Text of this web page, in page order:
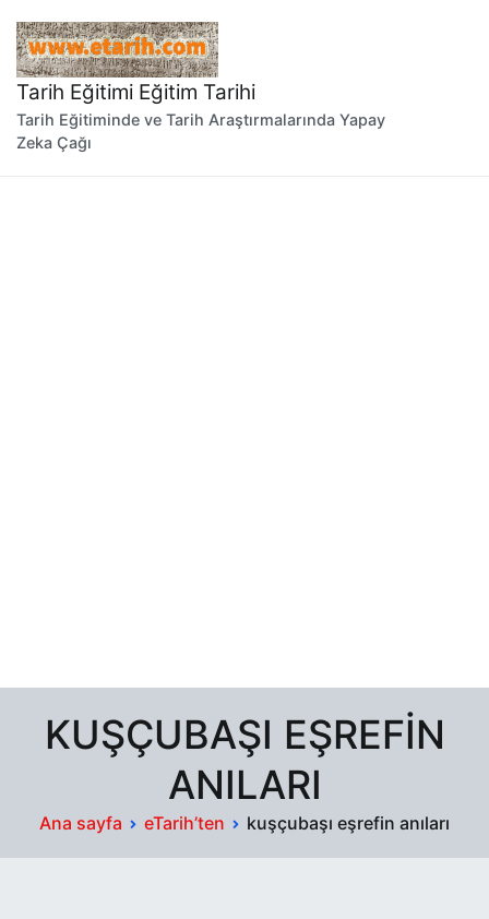
geç
Tarih Eğitimi Eğitim Tarihi
Tarih Eğitiminde ve Tarih Araştırmalarında Yapay
Zeka Çağı
KUŞÇUBAŞI EŞREFIN
ANILARI
Ana sayfa eTarih’ten kuşçubaşı eşrefin anıları